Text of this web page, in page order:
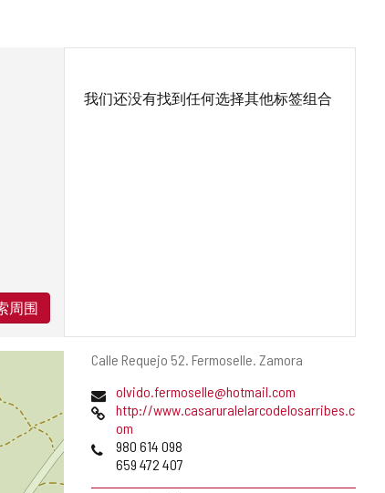
邮
地
址
Calle Requejo 52. Fermoselle. Zamora
电
子
件
olvido.fermoselle@hotmail.com
网
http://www.casaruralelarcodelosarribes.c
om
电
980 614 098
659 472 407
周围
我们还没有找到任何选择其他标签组合